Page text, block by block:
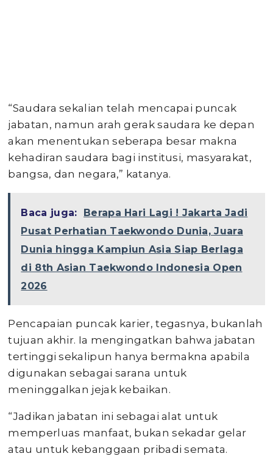
“Saudara sekalian telah mencapai puncak
jabatan, namun arah gerak saudara ke depan
akan menentukan seberapa besar makna
kehadiran saudara bagi institusi, masyarakat,
bangsa, dan negara,” katanya.
Baca juga:
Berapa Hari Lagi ! Jakarta Jadi
Pusat Perhatian Taekwondo Dunia, Juara
Dunia hingga Kampiun Asia Siap Berlaga
di 8th Asian Taekwondo Indonesia Open
2026
Pencapaian puncak karier, tegasnya, bukanlah
tujuan akhir. Ia mengingatkan bahwa jabatan
tertinggi sekalipun hanya bermakna apabila
digunakan sebagai sarana untuk
meninggalkan jejak kebaikan.
“Jadikan jabatan ini sebagai alat untuk
memperluas manfaat, bukan sekadar gelar
atau untuk kebanggaan pribadi semata.